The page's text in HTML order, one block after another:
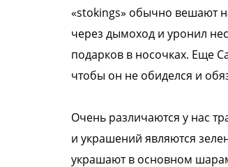
«stokings» обычно вешают
через дымоход и уронил
подарков в носочках. Еще
чтобы он не обиделся и
Очень различаются у нас
и украшений являются
украшают в основном